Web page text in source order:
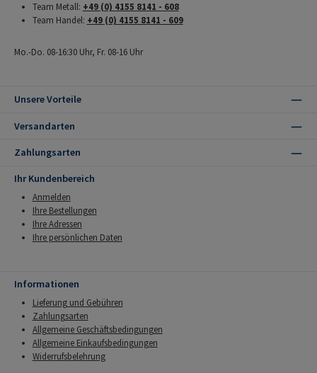
Team Metall: +49 (0) 4155 8141 - 608
Team Handel: +49 (0) 4155 8141 - 609
Mo.-Do. 08-16:30 Uhr, Fr. 08-16 Uhr
Unsere Vorteile
Versandarten
Zahlungsarten
Ihr Kundenbereich
Anmelden
Ihre Bestellungen
Ihre Adressen
Ihre persönlichen Daten
Informationen
Lieferung und Gebühren
Zahlungsarten
Allgemeine Geschäftsbedingungen
Allgemeine Einkaufsbedingungen
Widerrufsbelehrung